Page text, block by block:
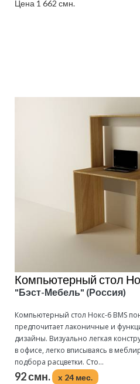
Цена 1 662 смн.
Компьютерный стол
"Бэст-Мебель" (Россия)
Компьютерный стол Нокс-6 BMS
предпочитает лаконичные и
дизайны. Визуально легкая
в офисе, легко вписываясь в
подбора расцветки. Сто...
92 смн.
x 24 мес.